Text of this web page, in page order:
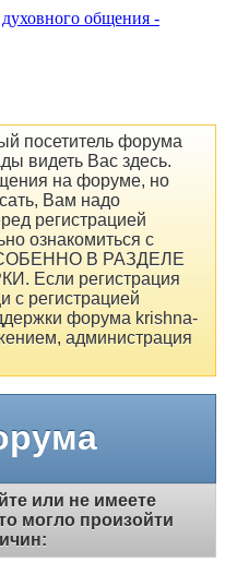
посетитель форума
видеть Вас здесь.
на форуме, но
Вам надо
регистрацией
ознакомиться с
В РАЗДЕЛЕ
Если регистрация
с регистрацией
форума krishna-
администрация
или не имеете
могло произойти